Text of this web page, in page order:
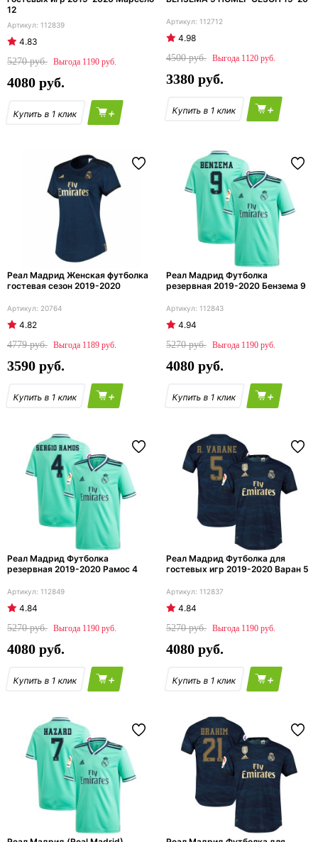
12
112839
4.83
5270
1190
4080
+
112712
4.98
4500
1120
3380
+
Реал Мадрид Женская футболка
гостевая сезон 2019-2020
20764
4.82
4779
1189
3590
+
Реал Мадрид Футболка
резервная 2019-2020 Бензема 9
112843
4.94
5270
1190
4080
+
Реал Мадрид Футболка
резервная 2019-2020 Рамос 4
112849
4.84
5270
1190
4080
+
Реал Мадрид Футболка для
гостевых игр 2019-2020 Варан 5
112837
4.84
5270
1190
4080
+